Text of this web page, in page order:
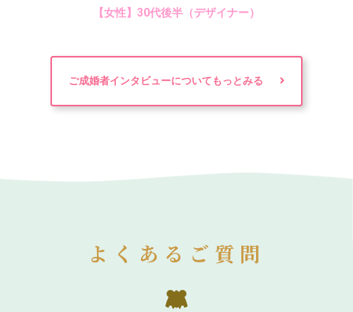
【女性】30代後半（デザイナー）
ご成婚者インタビューについてもっとみる
よくあるご質問